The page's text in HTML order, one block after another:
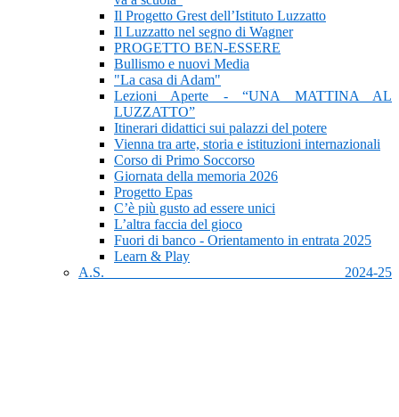
Il Progetto Grest dell’Istituto Luzzatto
Il Luzzatto nel segno di Wagner
PROGETTO BEN-ESSERE
Bullismo e nuovi Media
"La casa di Adam"
Lezioni Aperte - “UNA MATTINA AL
LUZZATTO”
Itinerari didattici sui palazzi del potere
Vienna tra arte, storia e istituzioni internazionali
Corso di Primo Soccorso
Giornata della memoria 2026
Progetto Epas
C’è più gusto ad essere unici
L’altra faccia del gioco
Fuori di banco - Orientamento in entrata 2025
Learn & Play
A.S. 2024-25